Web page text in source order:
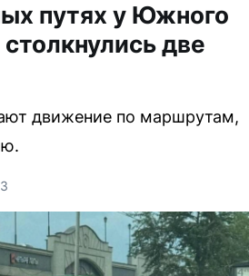
путях у Южного
две
движение по маршрутам,
3